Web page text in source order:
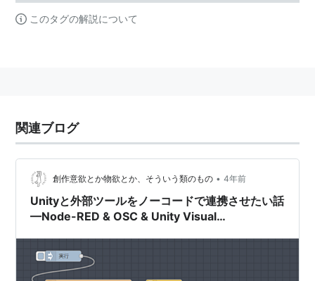
このタグの解説について
関連ブログ
創作意欲とか物欲とか、そういう類のもの • 4年前
Unityと外部ツールをノーコードで連携させたい話
—Node-RED & OSC & Unity Visual